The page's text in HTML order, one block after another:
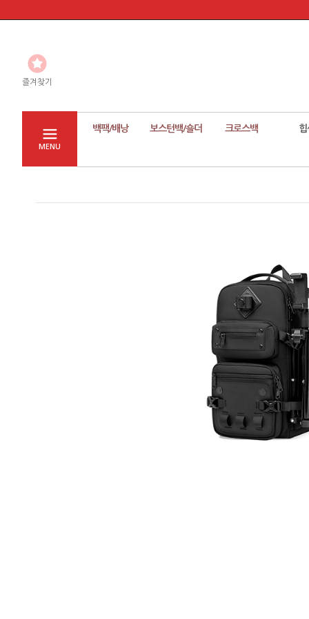
즐겨찾기
MENU
백팩/배낭 보스턴백/숄더 크로스백